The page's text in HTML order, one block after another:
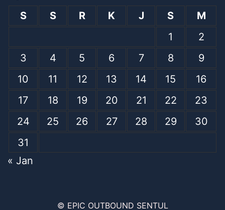
S
S R K J S
M
1
2
3
4 5 6 7 8
9
10
11 12 13 14 15
16
17
18 19 20 21 22
23
24
25 26 27 28 29
30
31
« Jan
© EPIC OUTBOUND SENTUL